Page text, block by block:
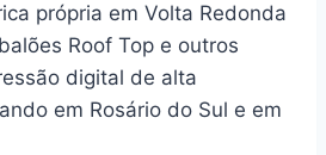
própria em Volta Redonda
Roof Top e outros
digital de alta
em Rosário do Sul e em